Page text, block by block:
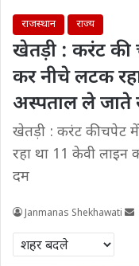
राजस्थान राज्य
खेतड़ी : करंट
कर नीचे लटक
अस्पताल ले जाते
खेतड़ी : करंट की चपेट
रहा था 11 केवी लाइन
दम
Janmanas Shekhawati